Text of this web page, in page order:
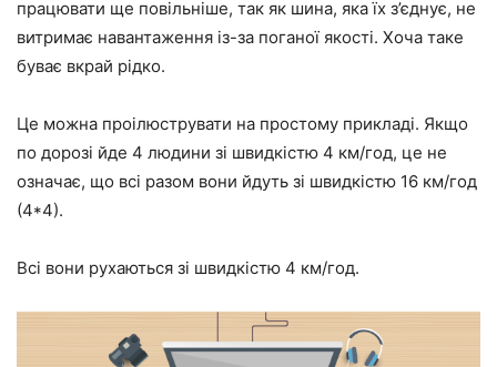
працювати ще повільніше, так як шина, яка їх з’єднує, не
витримає навантаження із-за поганої якості. Хоча таке
буває вкрай рідко.
Це можна проілюструвати на простому прикладі. Якщо
по дорозі йде 4 людини зі швидкістю 4 км/год, це не
означає, що всі разом вони йдуть зі швидкістю 16 км/год
(4*4).
Всі вони рухаються зі швидкістю 4 км/год.